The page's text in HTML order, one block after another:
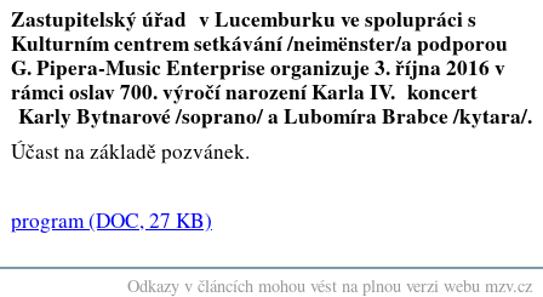
Zastupitelský úřad v Lucemburku ve spolupráci s
Kulturním centrem setkávání /neimënster/a podporou
G. Pipera-Music Enterprise organizuje 3. října 2016 v
rámci oslav 700. výročí narození Karla IV. koncert
Karly Bytnarové /soprano/ a Lubomíra Brabce /kytara/.
Účast na základě pozvánek.
program(DOC, 27 KB)
Odkazy v článcích mohou vést na plnou verzi webu mzv.cz